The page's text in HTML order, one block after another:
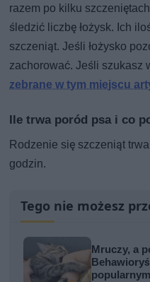
razem po kilku
śledzić liczbę łożysk. Ich
szczeniąt. Jeśli łożysko
zachorować. Jeśli szukasz
zebrane w tym miejscu
Ile trwa poród psa i co
Rodzenie się szczeniąt
godzin.
Tego nie możesz
Mruczy, a